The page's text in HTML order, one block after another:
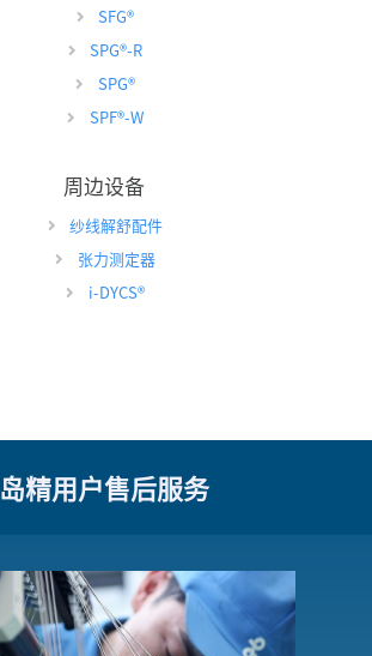
SFG®
SPG®-R
SPG®
SPF®-W
周边设备
纱线解舒配件
张力测定器
i-DYCS®
岛精用户售后服务